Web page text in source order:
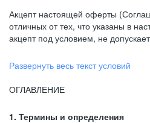
Акцепт настоящей оферты
отличных от тех, что указаны в
акцепт под условием, не
Развернуть весь текст условий
ОГЛАВЛЕНИЕ
1. Термины и определения